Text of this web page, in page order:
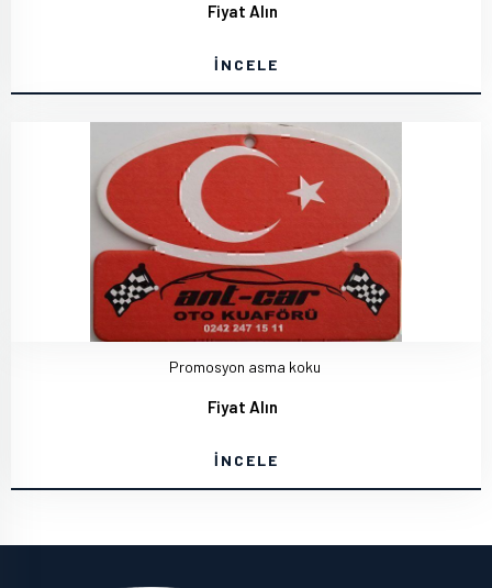
Fiyat Alın
İNCELE
Promosyon asma koku
Fiyat Alın
İNCELE